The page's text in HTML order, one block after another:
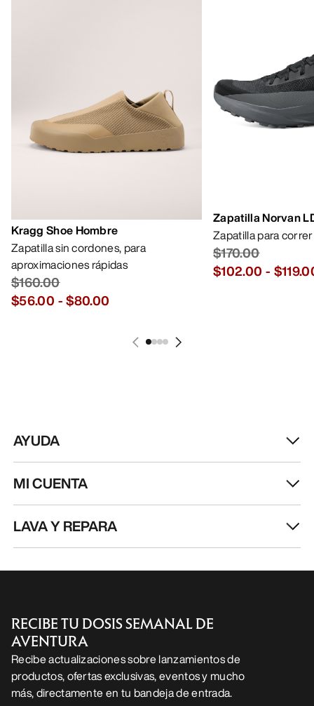
Kragg Shoe Hombre
Zapatilla sin cordones, para
aproximaciones rápidas
$160.00
$56.00 -$80.00
Zapatilla Norvan
Zapatilla para
$170.00
$102.00 -
AYUDA
MI CUENTA
LAVA Y REPARA
RECIBE TU DOSIS SEMANAL DE
AVENTURA
Recibe actualizaciones sobre lanzamientos de
productos, ofertas exclusivas, eventos y mucho
más, directamente en tu bandeja de entrada.